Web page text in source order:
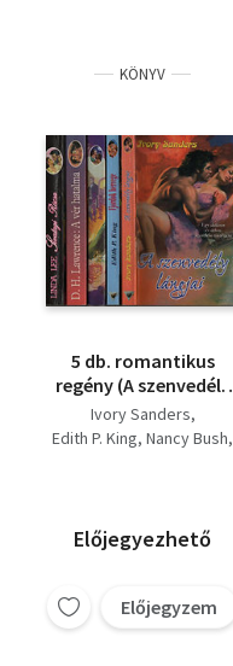
KÖNYV
5 db. romantikus
regény (A szenvedély
lángjai + Fjordok
herecege + A botrány
Ivory Sanders
Edith P. King Nancy Bush
Előjegyezhető
Előjegyzem